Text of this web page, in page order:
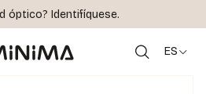
óptico? Identifíquese.
ES